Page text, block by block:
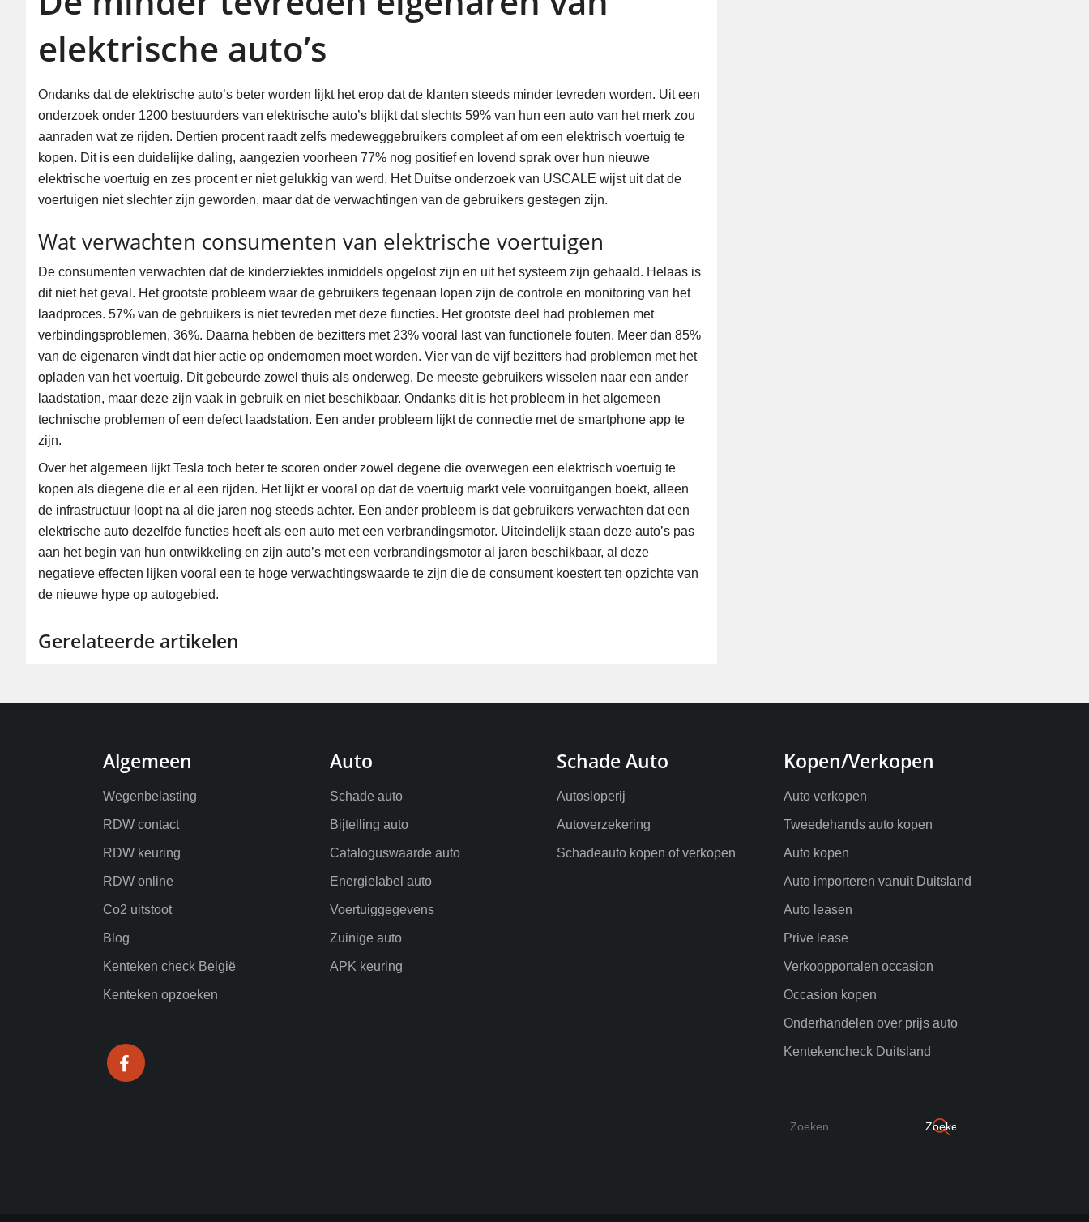
elektrische auto’s
Ondanks dat de elektrische auto’s beter worden lijkt het erop dat de klanten steeds minder tevreden worden. Uit een
onderzoek onder 1200 bestuurders van elektrische auto’s blijkt dat slechts 59% van hun een auto van het merk zou
aanraden wat ze rijden. Dertien procent raadt zelfs medeweggebruikers compleet af om een elektrisch voertuig te
kopen. Dit is een duidelijke daling, aangezien voorheen 77% nog positief en lovend sprak over hun nieuwe
elektrische voertuig en zes procent er niet gelukkig van werd. Het Duitse onderzoek van USCALE wijst uit dat de
voertuigen niet slechter zijn geworden, maar dat de verwachtingen van de gebruikers gestegen zijn.
Wat verwachten consumenten van elektrische voertuigen
De consumenten verwachten dat de kinderziektes inmiddels opgelost zijn en uit het systeem zijn gehaald. Helaas is
dit niet het geval. Het grootste probleem waar de gebruikers tegenaan lopen zijn de controle en monitoring van het
laadproces. 57% van de gebruikers is niet tevreden met deze functies. Het grootste deel had problemen met
verbindingsproblemen, 36%. Daarna hebben de bezitters met 23% vooral last van functionele fouten. Meer dan 85%
van de eigenaren vindt dat hier actie op ondernomen moet worden. Vier van de vijf bezitters had problemen met het
opladen van het voertuig. Dit gebeurde zowel thuis als onderweg. De meeste gebruikers wisselen naar een ander
laadstation, maar deze zijn vaak in gebruik en niet beschikbaar. Ondanks dit is het probleem in het algemeen
technische problemen of een defect laadstation. Een ander probleem lijkt de connectie met de smartphone app te
zijn.
Over het algemeen lijkt Tesla toch beter te scoren onder zowel degene die overwegen een elektrisch voertuig te
kopen als diegene die er al een rijden. Het lijkt er vooral op dat de voertuig markt vele vooruitgangen boekt, alleen
de infrastructuur loopt na al die jaren nog steeds achter. Een ander probleem is dat gebruikers verwachten dat een
elektrische auto dezelfde functies heeft als een auto met een verbrandingsmotor. Uiteindelijk staan deze auto’s pas
aan het begin van hun ontwikkeling en zijn auto’s met een verbrandingsmotor al jaren beschikbaar, al deze
negatieve effecten lijken vooral een te hoge verwachtingswaarde te zijn die de consument koestert ten opzichte van
de nieuwe hype op autogebied.
Gerelateerde artikelen
Algemeen
Wegenbelasting
RDW contact
RDW keuring
RDW online
Co2 uitstoot
Blog
Kenteken check België
Kenteken opzoeken
Auto
Schade auto
Bijtelling auto
Cataloguswaarde auto
Energielabel auto
Voertuiggegevens
Zuinige auto
APK keuring
Schade Auto
Autosloperij
Autoverzekering
Schadeauto kopen of verkopen
Kopen/Verkopen
Auto verkopen
Tweedehands auto kopen
Auto kopen
Auto importeren vanuit Duitsland
Auto leasen
Prive lease
Verkoopportalen occasion
Occasion kopen
Onderhandelen over prijs auto
Kentekencheck Duitsland